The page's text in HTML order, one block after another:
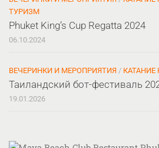
ТУРИЗМ
Phuket King’s Cup Regatta 2024
06.10.2024
ВЕЧЕРИНКИ И МЕРОПРИЯТИЯ / КАТАНИЕ
Таиландский бот-фестиваль
19.01.2026